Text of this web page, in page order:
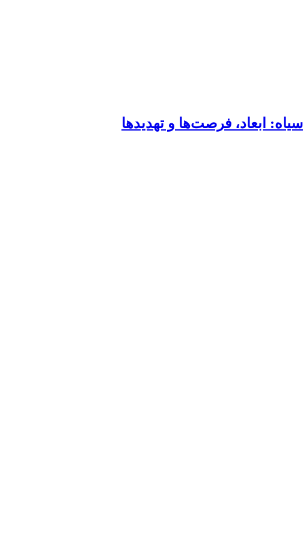
ابعاد، فرصت‌ها و تهدیدها